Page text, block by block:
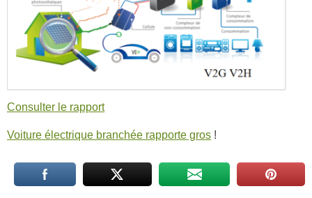
Consulter le rapport
Voiture électrique branchée rapporte gros !